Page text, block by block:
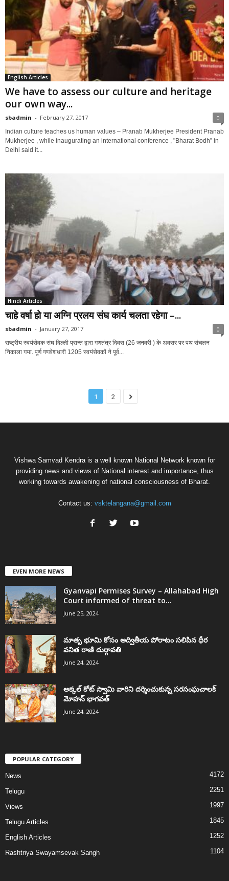
English Articles
We have to assess our culture and heritage
our own way...
sbadmin - February 27, 2017 0
Indian culture teaches us human values – Pranab Mukherjee President Pranab
Mukherjee , while inaugurating an international conference , "Bharat Bodh” in
Delhi said it...
Hindi Articles
चाहे वर्षा हो या अग्नि प्रलय संघ कार्य चलता रहेगा –...
sbadmin - January 27, 2017 0
राष्ट्रीय स्वयंसेवक संघ दिल्ली प्रान्त द्वारा गणतंत्र दिवस (26 जनवरी ) के अवसर पर पथ संचलन
निकाला गया. पूर्ण गणवेशधारी 1205 स्वयंसेवकों ने पूर्व...
1 2
Vishwa Samvad Kendra is a well known National Network known for
providing news and views of National interest and importance, thus
working towards awakening of national consciousness of Bharat.
Contact us: vsktelangana@gmail.com
EVEN MORE NEWS
Gyanvapi Permises Survey – Allahabad High
Court informed of threat to...
June 25, 2024
మాతృ భూమి కోసం అద్వితీయ పోరాటం సలిపిన ధీర
వనిత రాణి దుర్గావతి
June 24, 2024
అక్కల్‌ కోట్‌ స్వామి వారిని దర్శించుకున్న సరసంఘచాలక్
మోహన్ భాగవత్
June 24, 2024
POPULAR CATEGORY
News 4172
Telugu 2251
Views 1997
Telugu Articles 1845
English Articles 1252
Rashtriya Swayamsevak Sangh 1104